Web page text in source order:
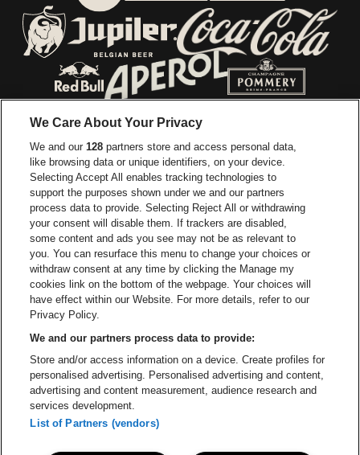
Ga naar de website van Lotto
Ga naar de website van
Ga naar de website van JupilerGa naar de
Ga naar de website van Red BullGa naar de
Ga naar de website van Het logo van
Ga naar de
Ga naar de website van Croky
Ga naar de website van
Ga naar de website van Le Soir
Ga naar de
Ga naar de website van
Vorst Nationaal is een deel van be•at
Vorst Nationaal
Be-At Venues
Schijnpoortweg 119, 2170 Antwerpen
BTW (BE) 0461.051.688 - RPR Antwerpen
BNP Paribas Fortis - IBAN: BE93 2200 4925 0067 - BIC:
GEBABEBB
We Care About Your Privacy
We and our128 partners store and access personal data,
like browsing data or unique identifiers, on your device.
Selecting Accept All enables tracking technologies to
support the purposes shown under we and our partners
process data to provide. Selecting Reject All or withdrawing
your consent will disable them. If trackers are disabled,
some content and ads you see may not be as relevant to
you. You can resurface this menu to change your choices or
withdraw consent at any time by clicking the Manage my
cookies link on the bottom of the webpage. Your choices will
have effect within our Website. For more details, refer to our
Privacy Policy.
We and our partners process data to provide:
Store and/or access information on a device. Create profiles for
personalised advertising. Personalised advertising and content,
advertising and content measurement, audience research and
services development.
List of Partners (vendors)